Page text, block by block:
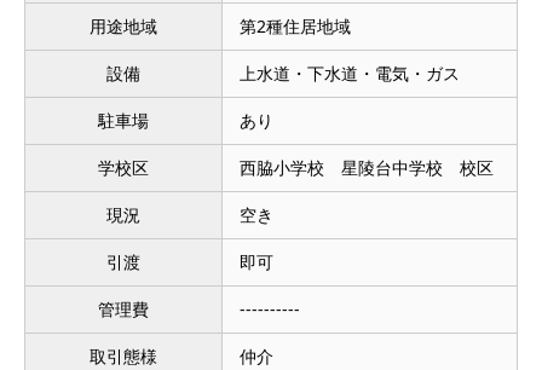
用途地域 第2種住居地域
設備 上水道・下水道・電気・ガス
駐車場 あり
学校区 西脇小学校 星陵台中学校 校区
現況 空き
引渡 即可
管理費 ----------
取引態様 仲介